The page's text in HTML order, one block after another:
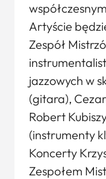
Artyście
Zespół
jazzowych w
(gitara),
Robert
(instrumenty
Koncerty
Zespołem